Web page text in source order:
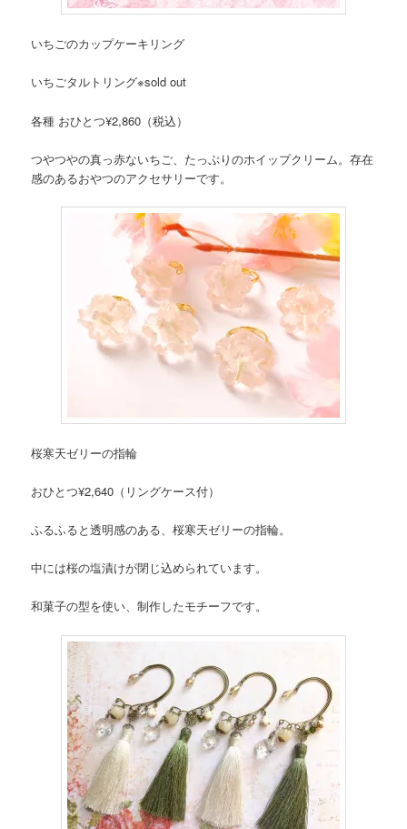
いちごのカップケーキリング
いちごタルトリング※sold out
各種 おひとつ¥2,860（税込）
つやつやの真っ赤ないちご、たっぷりのホイップクリーム。存在
感のあるおやつのアクセサリーです。
桜寒天ゼリーの指輪
おひとつ¥2,640（リングケース付）
ふるふると透明感のある、桜寒天ゼリーの指輪。
中には桜の塩漬けが閉じ込められています。
和菓子の型を使い、制作したモチーフです。